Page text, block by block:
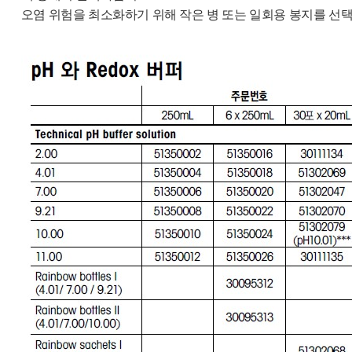
오염 위험을 최소화하기 위해 작은 병 또는 일회용 봉지를 선